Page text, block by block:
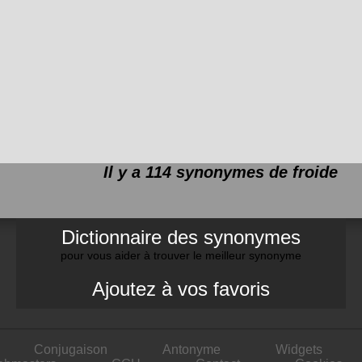
Il y a 114 synonymes de froide
Dictionnaire des synonymes
pour vous aider à trouver le meilleur synonyme
Ajoutez à vos favoris
Conjugaison Antonyme
Widgets